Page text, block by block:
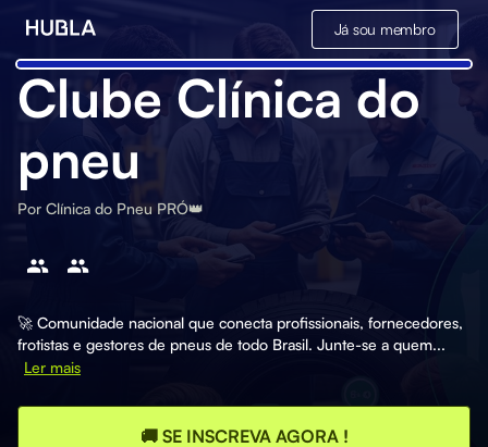
Já sou membro
Clube Clínica do
pneu
Por Clínica do Pneu PRÓ👑
🚀 Comunidade nacional que conecta profissionais, fornecedores,
frotistas e gestores de pneus de todo Brasil. Junte-se a quem...
Ler mais
🚚 SE INSCREVA AGORA !